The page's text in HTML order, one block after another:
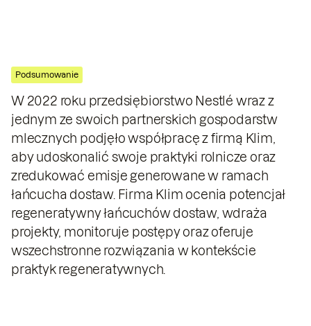
Podsumowanie
W 2022 roku przedsiębiorstwo Nestlé wraz z
jednym ze swoich partnerskich gospodarstw
mlecznych podjęło współpracę z firmą Klim,
aby udoskonalić swoje praktyki rolnicze oraz
zredukować emisje generowane w ramach
łańcucha dostaw. Firma Klim ocenia potencjał
regeneratywny łańcuchów dostaw, wdraża
projekty, monitoruje postępy oraz oferuje
wszechstronne rozwiązania w kontekście
praktyk regeneratywnych.